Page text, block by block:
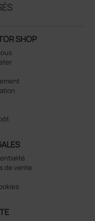
SHOP
de vente